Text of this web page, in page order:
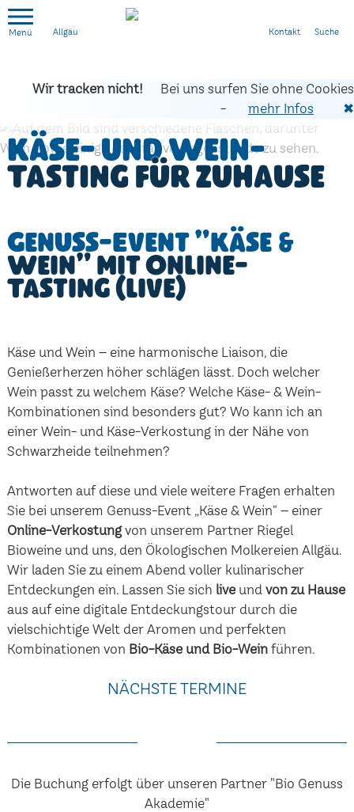
Allgäu
Wir tracken nicht!
Bei uns surfen Sie ohne Cookies
-
mehr Infos ✖
Käse- und Wein-
Tasting für zuhause
Genuss-Event "Käse &
Wein" mit Online-
Tasting (live)
Käse und Wein – eine harmonische Liaison, die
Genießerherzen höher schlägen lässt. Doch welcher
Wein passt zu welchem Käse? Welche Käse- & Wein-
Kombinationen sind besonders gut? Wo kann ich an
einer Wein- und Käse-Verkostung in der Nähe von
Schwarzheide teilnehmen?
Antworten auf diese und viele weitere Fragen erhalten
Sie bei unserem Genuss-Event „Käse & Wein“ – einer
Online-Verkostungvon unserem Partner Riegel
Bioweine und uns, den Ökologischen Molkereien Allgäu.
Wir laden Sie zu einem Abend voller kulinarischer
Entdeckungen ein. Lassen Sie sich live und von zu Hause
aus auf eine digitale Entdeckungstour durch die
vielschichtige Welt der Aromen und perfekten
Kombinationen von Bio-Käse und Bio-Weinführen.
NÄCHSTE TERMINE
Die Buchung erfolgt über unseren Partner "Bio Genuss
Akademie"